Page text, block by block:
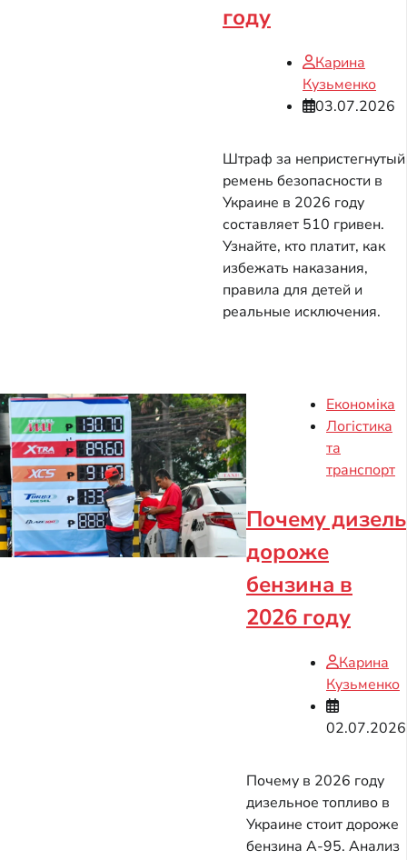
году
Карина
Кузьменко
03.07.2026
Штраф за непристегнутый
ремень безопасности в
Украине в 2026 году
составляет 510 гривен.
Узнайте, кто платит, как
избежать наказания,
правила для детей и
реальные исключения.
Економіка
Логістика
та
транспорт
Почему дизель
дороже
бензина в
2026 году
Карина
Кузьменко
02.07.2026
Почему в 2026 году
дизельное топливо в
Украине стоит дороже
бензина А-95. Анализ